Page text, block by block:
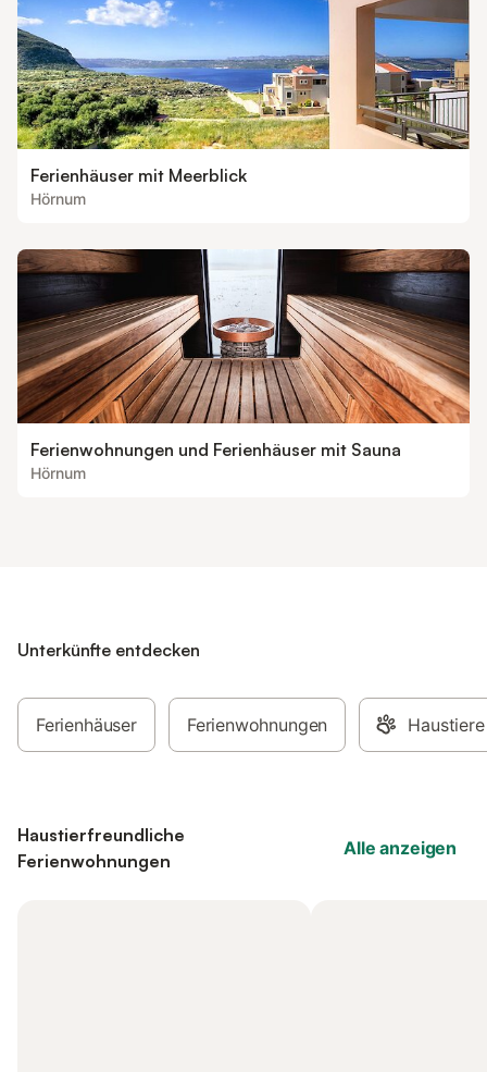
Ferienhäuser mit Meerblick
Hörnum
Ferienwohnungen und Ferienhäuser mit Sauna
Hörnum
Unterkünfte entdecken
Ferienhäuser Ferienwohnungen
Haustierfreundliche
Ferienwohnungen
Alle anzeigen